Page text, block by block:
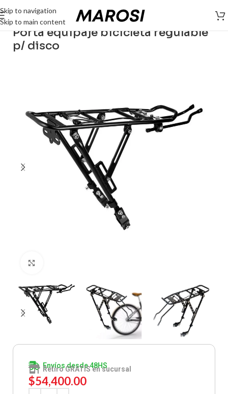
Skip to navigation
Skip to main content
Porta equipaje bicicleta regulable
p/ disco
Envíos desde 48HS
Retiro GRATIS en sucursal
$54,400.00